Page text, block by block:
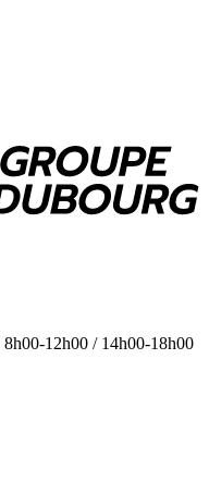
12h00 / 14h00-18h00